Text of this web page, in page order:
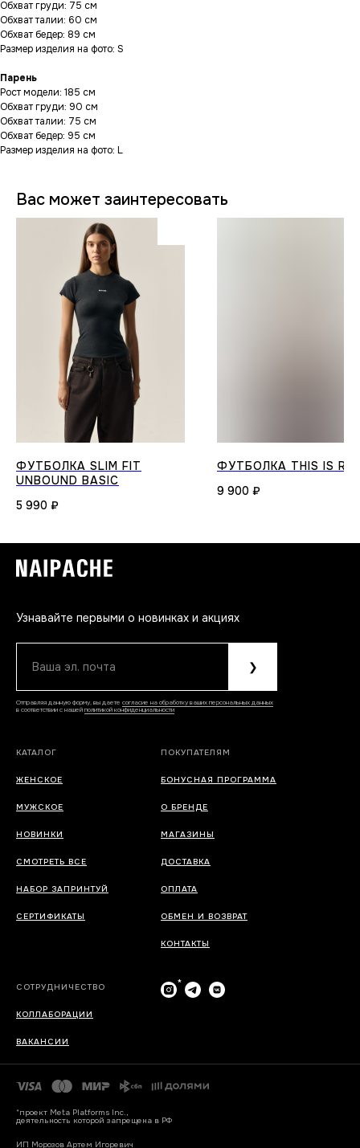
Обхват груди: 75 см
Обхват талии: 60 см
Обхват бедер: 89 см
Размер изделия на фото: S
Парень
Рост модели: 185 см
Обхват груди: 90 см
Обхват талии: 75 см
Обхват бедер: 95 см
Размер изделия на фото: L
Вас может заинтересовать
ФУТБОЛКА SLIM FIT
UNBOUND BASIC
5 990 ₽
ФУТБОЛКА THIS IS
9 900 ₽
Узнавайте первыми о новинках и акциях
Ваша эл. почта ❯
Отправляя данную форму, вы даете согласие на обработку ваших персональных данных
в соответствии с нашей политикой конфиденциальности
КАТАЛОГ
ЖЕНСКОЕ
МУЖСКОЕ
НОВИНКИ
СМОТРЕТЬ ВСЕ
НАБОР ЗАПРИНТУЙ
СЕРТИФИКАТЫ
ПОКУПАТЕЛЯМ
БОНУСНАЯ ПРОГРАММА
О БРЕНДЕ
МАГАЗИНЫ
ДОСТАВКА
ОПЛАТА
ОБМЕН И ВОЗВРАТ
КОНТАКТЫ
СОТРУДНИЧЕСТВО
КОЛЛАБОРАЦИИ
ВАКАНСИИ
*
*проект Meta Platforms Inc.,
деятельность которой запрещена в РФ
ИП Морозов Артем Игоревич